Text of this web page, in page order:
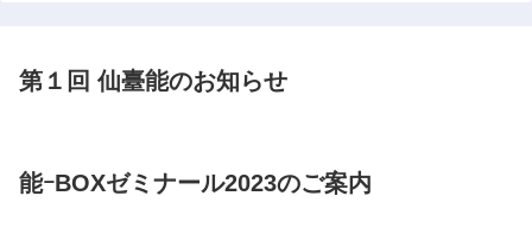
第１回 仙臺能のお知らせ
能ｰBOXゼミナール2023のご案内